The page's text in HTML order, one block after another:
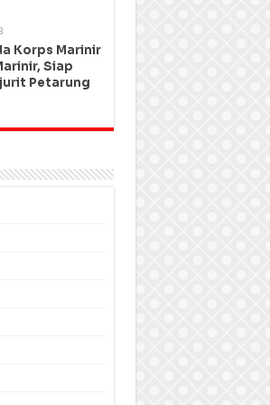
Korps Marinir
Siap
Petarung